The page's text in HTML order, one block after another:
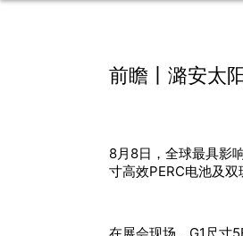
前瞻丨潞安太
8月8日，全球最具影
寸高效PERC电池及